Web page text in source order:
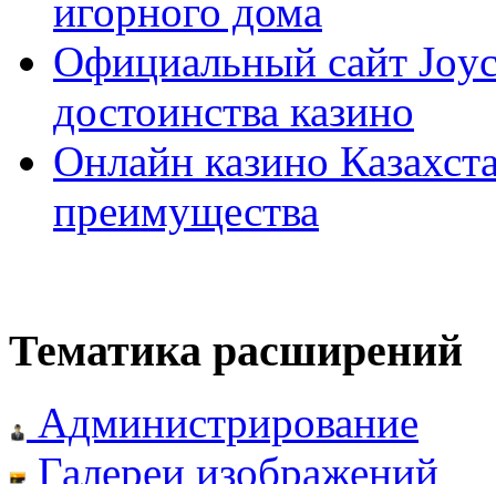
игорного дома
Официальный сайт
достоинства казино
Онлайн казино
преимущества
Тематика расширений
Администрирование
Галереи изображений